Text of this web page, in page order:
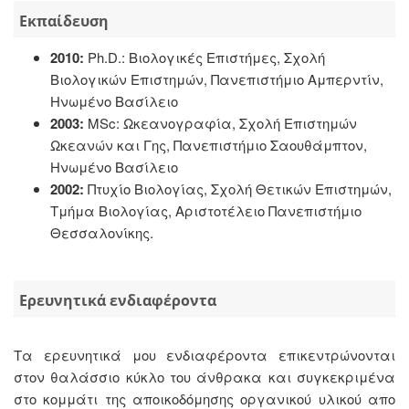
Εκπαίδευση
2010: Ph.D.: Βιολογικές Επιστήμες, Σχολή
Βιολογικών Επιστημών, Πανεπιστήμιο Αμπερντίν,
Ηνωμένο Βασίλειο
2003: MSc: Ωκεανογραφία, Σχολή Επιστημών
Ωκεανών και Γης, Πανεπιστήμιο Σαουθάμπτον,
Ηνωμένο Βασίλειο
2002: Πτυχίο Βιολογίας, Σχολή Θετικών Επιστημών,
Τμήμα Βιολογίας, Αριστοτέλειο Πανεπιστήμιο
Θεσσαλονίκης.
Ερευνητικά ενδιαφέροντα
Τα ερευνητικά μου ενδιαφέροντα επικεντρώνονται
στον θαλάσσιο κύκλο του άνθρακα και συγκεκριμένα
στο κομμάτι της αποικοδόμησης οργανικού υλικού απο